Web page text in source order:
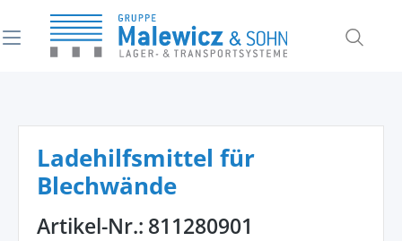
springen
Ladehilfsmittel für
Blechwände
Artikel-Nr.: 811280901